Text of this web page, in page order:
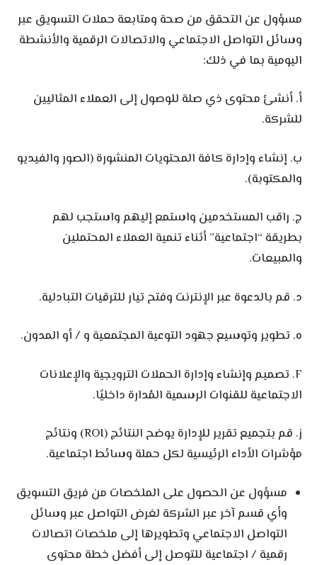
مسؤول عن التحقق من صحة ومتابعة حملات التسويق عبر
وسائل التواصل الاجتماعي والاتصالات الرقمية والأنشطة
اليومية بما في ذلك:
أ. أنشئ محتوى ذي صلة للوصول إلى العملاء المثاليين
للشركة.
ب. إنشاء وإدارة كافة المحتويات المنشورة (الصور والفيديو
والمكتوبة).
ج. راقب المستخدمين واستمع إليهم واستجب لهم
بطريقة “اجتماعية” أثناء تنمية العملاء المحتملين
والمبيعات.
د. قم بالدعوة عبر الإنترنت وفتح تيار للترقيات التبادلية.
ه. تطوير وتوسيع جهود التوعية المجتمعية و / أو المدون.
F. تصميم وإنشاء وإدارة الحملات الترويجية والإعلانات
الاجتماعية للقنوات الرسمية المُدارة داخليًا.
ز. قم بتجميع تقرير للإدارة يوضح النتائج (ROI) ونتائج
مؤشرات الأداء الرئيسية لكل حملة وسائط اجتماعية.
مسؤول عن الحصول على الملخصات من فريق التسويق
وأي قسم آخر عبر الشركة لغرض التواصل عبر وسائل
التواصل الاجتماعي وتطويرها إلى ملخصات اتصالات
رقمية / اجتماعية للتوصل إلى أفضل خطة محتوى